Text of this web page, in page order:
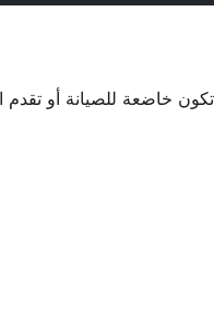
خاضعة للصيانة أو